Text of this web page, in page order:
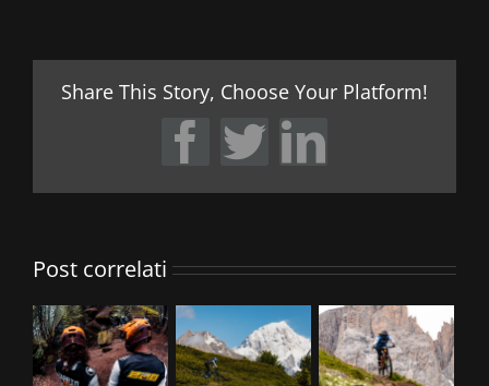
Share This Story, Choose Your Platform!
Facebook
TwitterLinkedIn
Post correlati